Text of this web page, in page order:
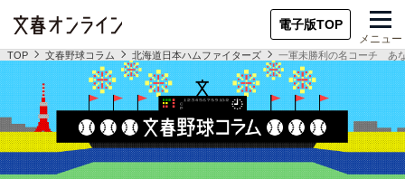
電子版TOP
メニュー
TOP 文春野球コラム 北海道日本ハムファイターズ 一軍未勝利の名コーチ あ